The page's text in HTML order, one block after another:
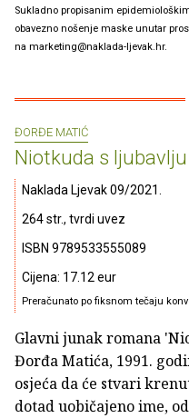
Sukladno propisanim
obavezno nošenje maske unutar
na marketing@naklada-ljevak.hr.
ĐORĐE MATIĆ
Niotkuda s ljubavlju
Naklada Ljevak 09/2021.
264 str., tvrdi uvez
ISBN 9789533555089
Cijena: 17.12 eur
Preračunato po fiksnom tečaju
Glavni junak romana
Đorđa Matića, 1991.
osjeća da će stvari
dotad uobičajeno ime,